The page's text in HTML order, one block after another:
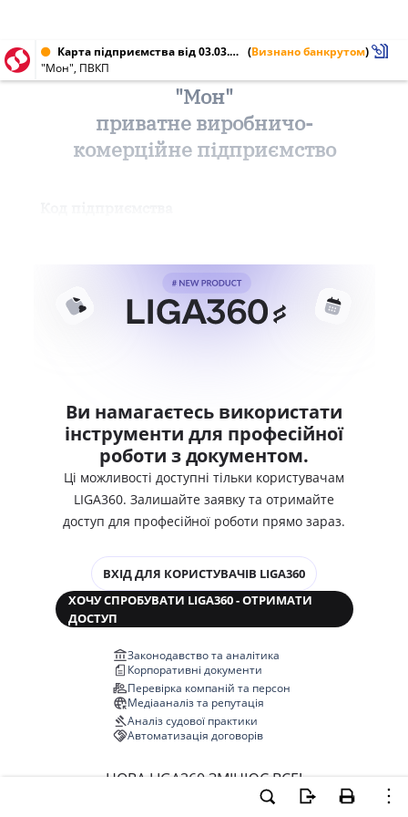
Карта підприємства від 03.03.2012 № 30324623 (Визнано банкрутом)
"Мон", ПВКП
"Мон"
приватне виробничо-
комерційне підприємство
Ви намагаєтесь використати
інструменти для професійної
роботи з документом.
Ці можливості доступні тільки користувачам
LIGA360. Залишайте заявку та отримайте
доступ для професійної роботи прямо зараз.
ВХІД ДЛЯ КОРИСТУВАЧІВ LIGA360
ХОЧУ СПРОБУВАТИ LIGA360 - ОТРИМАТИ
ДОСТУП
Законодавство та аналітика
Корпоративні документи
Перевірка компаній та персон
Медіааналіз та репутація
Аналіз судової практики
Автоматизація договорів
НОВА LIGA360 ЗМІНЮЄ ВСЕ!